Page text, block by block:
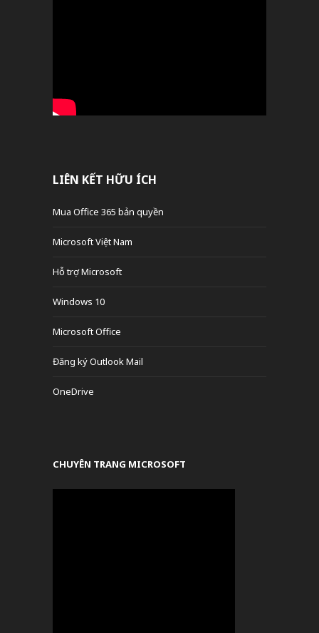
LIÊN KẾT HỮU ÍCH
Mua Office 365 bản quyền
Microsoft Việt Nam
Hỗ trợ Microsoft
Windows 10
Microsoft Office
Đăng ký Outlook Mail
OneDrive
CHUYÊN TRANG MICROSOFT